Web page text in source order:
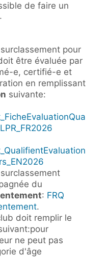
de faire un
pour
être évaluée par
e, certifié-e et
en remplissant
suivante:
du
: FRQ
.
doit remplir le
ne peut pas
d'âge